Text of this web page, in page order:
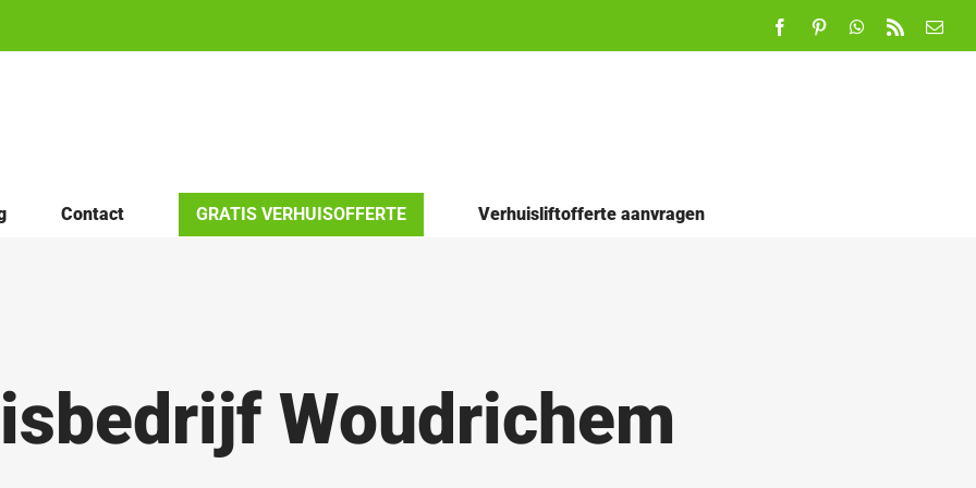
FacebookPinterestWhatsApp
Rss
E-
Contact GRATIS VERHUISOFFERTE Verhuisliftofferte aanvragen
Woudrichem